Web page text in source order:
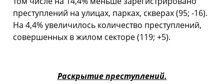
преступлений на улицах, парках, скверах (95; -16).
На 4,4% увеличилось количество преступлений,
совершенных в жилом секторе (119; +5).
Раскрытие преступлений.